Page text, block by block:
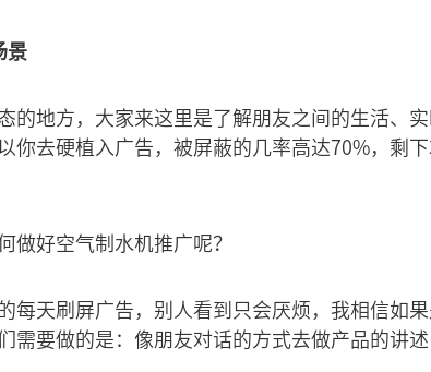
景
的地方，大家来这里是了解朋友之间的生活、
你去硬植入广告，被屏蔽的几率高达70%，剩
做好空气制水机推广呢？
每天刷屏广告，别人看到只会厌烦，我相信如
需要做的是：像朋友对话的方式去做产品的讲